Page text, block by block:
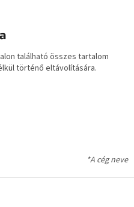
található összes tartalom
történő eltávolítására.
*A cég neve